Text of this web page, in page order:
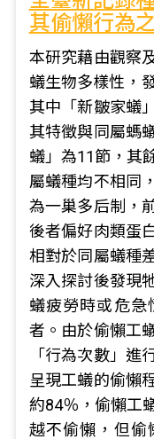
其偷懶行為
本研究藉由觀察
蟻生物多樣性，
其中「新皺家蟻
其特徵與同屬螞
蟻」為11節，其
屬蟻種均不相同
為一巢多后制，
後者偏好肉類蛋
相對於同屬蟻種
深入探討後發現
蟻疲勞時或危急
者。由於偷懶工
「行為次數」進
呈現工蟻的偷懶
約84％，偷懶工
越不偷懶，但偷